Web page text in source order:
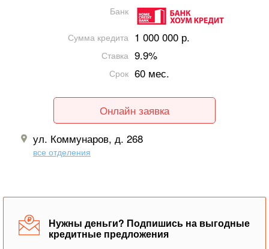
Банк
Сумма кредита 1 000 000 р.
Ставка 9.9%
Срок 60 мес.
Онлайн заявка
ул. Коммунаров, д. 268
все отделения
Нужны деньги? Подпишись на выгодные
кредитные предложения